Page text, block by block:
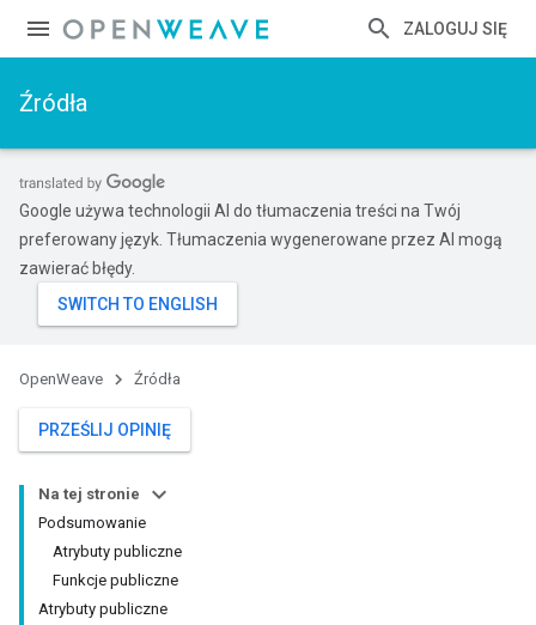
ZALOGUJ SIĘ
Źródła
Google używa technologii AI do tłumaczenia treści na Twój
preferowany język. Tłumaczenia wygenerowane przez AI mogą
zawierać błędy.
OpenWeave Źródła
PRZEŚLIJ OPINIĘ
Na tej stronie
Podsumowanie
Atrybuty publiczne
Funkcje publiczne
Atrybuty publiczne